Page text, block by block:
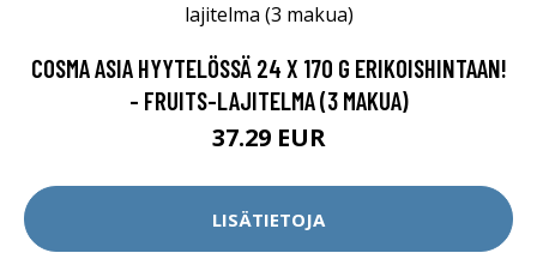
COSMA ASIA HYYTELÖSSÄ 24 X 170 G ERIKOISHINTAAN!
- FRUITS-LAJITELMA (3 MAKUA)
37.29 EUR
LISÄTIETOJA